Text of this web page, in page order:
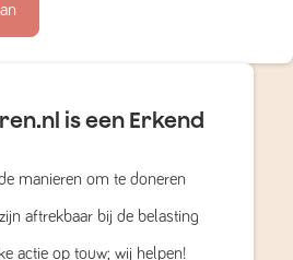
is een Erkend
manieren om te doneren
aftrekbaar bij de belasting
actie op touw; wij helpen!